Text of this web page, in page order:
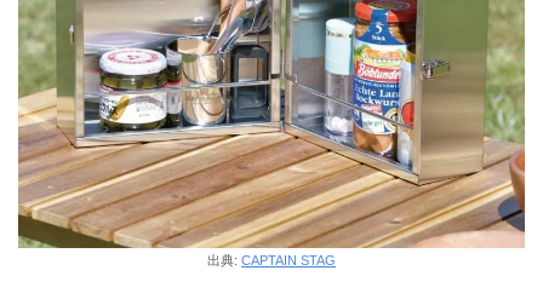
出典: CAPTAIN STAG